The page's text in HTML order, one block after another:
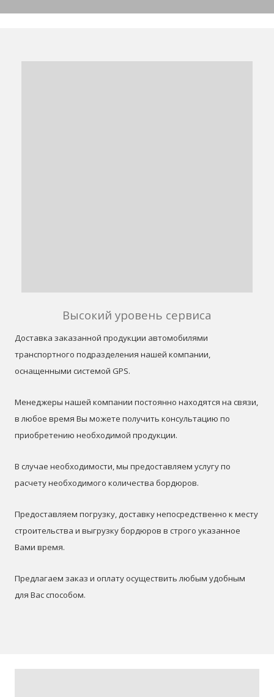
Высокий уровень сервиса
Доставка заказанной продукции автомобилями
транспортного подразделения нашей компании,
оснащенными системой GPS.
Менеджеры нашей компании постоянно находятся на связи,
в любое время Вы можете получить консультацию по
приобретению необходимой продукции.
В случае необходимости, мы предоставляем услугу по
расчету необходимого количества бордюров.
Предоставляем погрузку, доставку непосредственно к месту
строительства и выгрузку бордюров в строго указанное
Вами время.
Предлагаем заказ и оплату осуществить любым удобным
для Вас способом.